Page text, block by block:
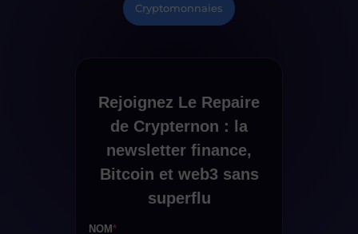
Cryptomonnaies